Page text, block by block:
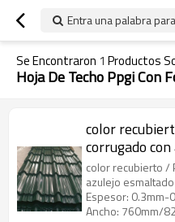
Entra una palabra
Se Encontraron 1 Productos
Hoja De Techo Ppgi Con
color
corrugado
color recubierto /
azulejo esmaltado
Espesor: 0.3mm-
Ancho: 760mm/